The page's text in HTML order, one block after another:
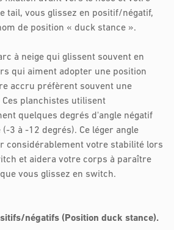
tail, vous glissez en positif/négatif,
de position « duck stance ».
à neige qui glissent souvent en
qui aiment adopter une position
accru préfèrent souvent une
planchistes utilisent
quelques degrés d'angle négatif
3 à -12 degrés). Ce léger angle
considérablement votre stabilité lors
et aidera votre corps à paraître
vous glissez en switch.
négatifs (Position duck stance).